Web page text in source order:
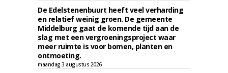
De Edelstenenbuurt heeft veel verharding
en relatief weinig groen. De gemeente
Middelburg gaat de komende tijd aan de
slag met een vergroeningsproject waar
meer ruimte is voor bomen, planten en
ontmoeting.
maandag 3 augustus 2026